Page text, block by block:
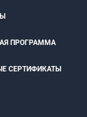
ПРОГРАММА
СЕРТИФИКАТЫ